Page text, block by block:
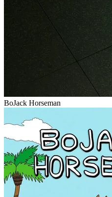
BoJack Horseman